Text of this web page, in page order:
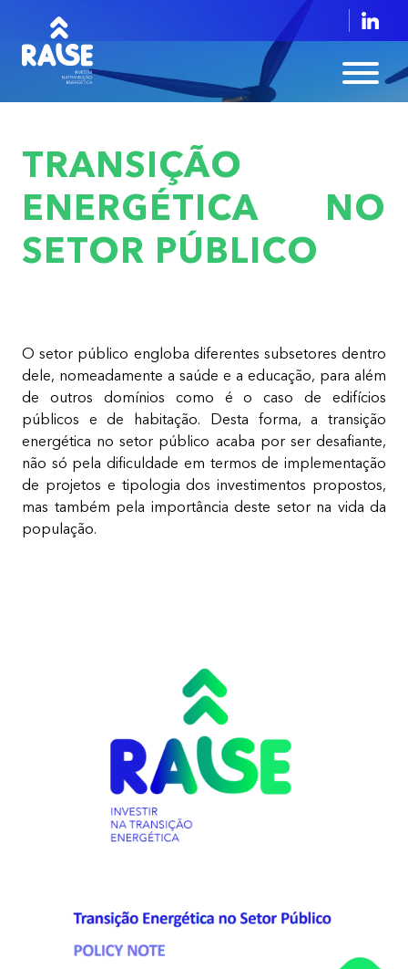
TRANSIÇÃO
ENERGÉTICA NO
SETOR PÚBLICO
O setor público engloba diferentes subsetores dentro
dele, nomeadamente a saúde e a educação, para além
de outros domínios como é o caso de edifícios
públicos e de habitação. Desta forma, a transição
energética no setor público acaba por ser desafiante,
não só pela dificuldade em termos de implementação
de projetos e tipologia dos investimentos propostos,
mas também pela importância deste setor na vida da
população. ​